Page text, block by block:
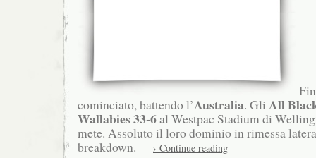
cominciato, battendo l’Australia. Gli All
Wallabies33-6al Westpac Stadium di
mete. Assoluto il loro dominio in rimessa
breakdown.
› Continue reading